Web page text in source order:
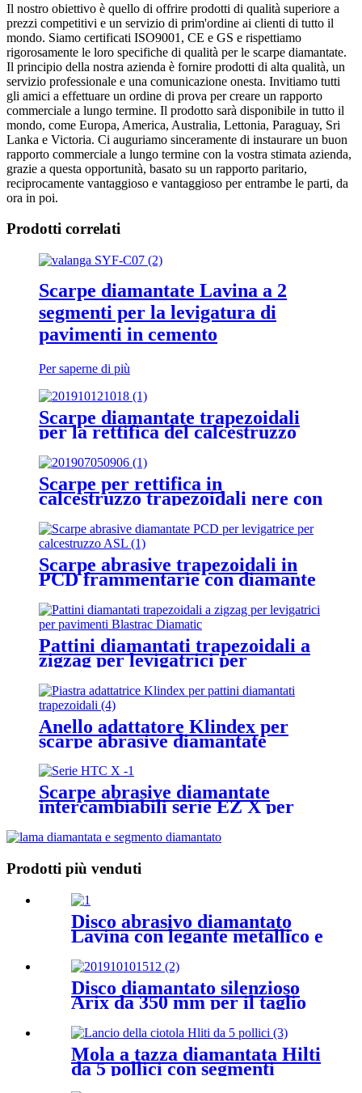
Il nostro obiettivo è quello di offrire prodotti di qualità superiore a
prezzi competitivi e un servizio di prim'ordine ai clienti di tutto il
mondo. Siamo certificati ISO9001, CE e GS e rispettiamo
rigorosamente le loro specifiche di qualità per le scarpe diamantate.
Il principio della nostra azienda è fornire prodotti di alta qualità, un
servizio professionale e una comunicazione onesta. Invitiamo tutti
gli amici a effettuare un ordine di prova per creare un rapporto
commerciale a lungo termine. Il prodotto sarà disponibile in tutto il
mondo, come Europa, America, Australia, Lettonia, Paraguay, Sri
Lanka e Victoria. Ci auguriamo sinceramente di instaurare un buon
rapporto commerciale a lungo termine con la vostra stimata azienda,
grazie a questa opportunità, basato su un rapporto paritario,
reciprocamente vantaggioso e vantaggioso per entrambe le parti, da
ora in poi.
Prodotti correlati
Scarpe diamantate Lavina a 2
segmenti per la levigatura di
pavimenti in cemento
Per saperne di più
Scarpe diamantate trapezoidali
per la rettifica del calcestruzzo
Scarpe per rettifica in
calcestruzzo trapezoidali nere con
2 barre diamantate
Scarpe abrasive trapezoidali in
PCD frammentarie con diamante
ASL
Pattini diamantati trapezoidali a
zigzag per levigatrici per
pavimenti Blastrac Diamatic
Anello adattatore Klindex per
scarpe abrasive diamantate
trapezoidali
Scarpe abrasive diamantate
intercambiabili serie EZ X per
Prodotti più venduti
Disco abrasivo diamantato
Lavina con legante metallico e
un segmento rotondo
Disco diamantato silenzioso
Arix da 350 mm per il taglio
Mola a tazza diamantata Hilti
da 5 pollici con segmenti
massicci